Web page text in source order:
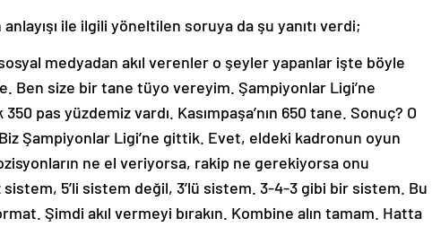
ile ilgili yöneltilen soruya da şu yanıtı verdi;
medyadan akıl verenler o şeyler yapanlar işte böyle
Ben size bir tane tüyo vereyim. Şampiyonlar Ligi’ne
pas yüzdemiz vardı. Kasımpaşa’nın 650 tane. Sonuç? O
Şampiyonlar Ligi’ne gittik. Evet, eldeki kadronun oyun
ne el veriyorsa, rakip ne gerekiyorsa onu
sistem, 5’li sistem değil, 3’lü sistem. 3-4-3 gibi bir sistem. Bu
Şimdi akıl vermeyi bırakın. Kombine alın tamam. Hatta